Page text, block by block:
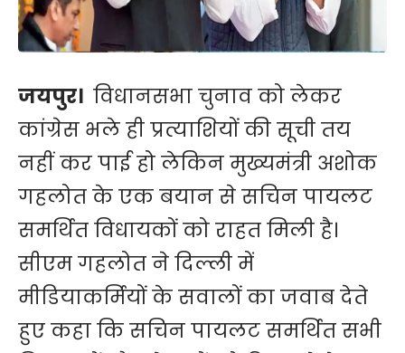
जयपुर। विधानसभा चुनाव को लेकर
कांग्रेस भले ही प्रत्याशियों की सूची तय
नहीं कर पाई हो लेकिन मुख्यमंत्री अशोक
गहलोत के एक बयान से सचिन पायलट
समर्थित विधायकों को राहत मिली है।
सीएम गहलोत ने दिल्ली में
मीडियाकर्मियों के सवालों का जवाब देते
हुए कहा कि सचिन पायलट समर्थित सभी